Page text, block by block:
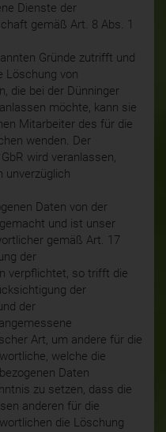
Dienste der
gemäß Art. 8 Abs. 1
Gründe zutrifft und
Löschung von
die bei der Dünninger
möchte, kann sie
Mitarbeiter des für die
wenden. Der
wird veranlassen,
unverzüglich
Daten von der
und ist unser
gemäß Art. 17
der
verpflichtet, so trifft die
der
der
Art, um andere für die
welche die
Daten
zu setzen, dass die
anderen für die
die Löschung